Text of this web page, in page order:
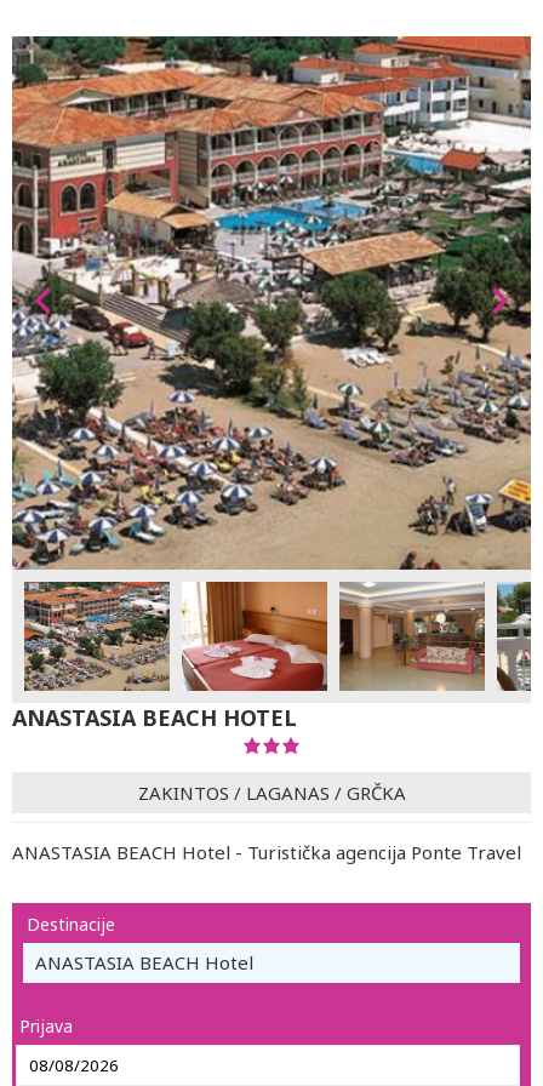
ANASTASIA BEACH HOTEL
ZAKINTOS / LAGANAS / GRČKA
ANASTASIA BEACH Hotel - Turistička agencija Ponte Travel
Destinacije
ANASTASIA BEACH Hotel
Prijava